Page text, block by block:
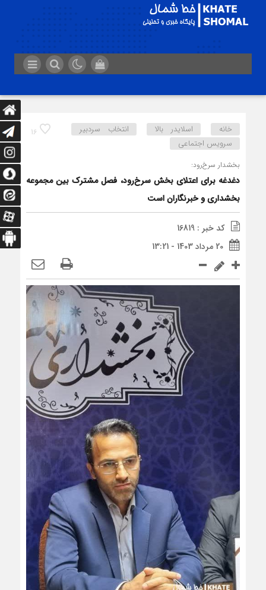
16 خانه اسلایدر بالا
انتخاب سردبیر
سرویس اجتماعی
بخشدار سرخ‌رود:
دغدغه برای اعتلای بخش سرخ‌رود، فصل مشترک بین مجموعه
بخشداری و خبرنگاران است
کد خبر : 16819
20 مرداد 1403 - 13:21